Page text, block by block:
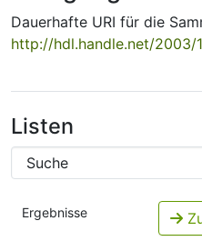
Leitlinien
Dauerhafte URI für die
http://hdl.handle.net/2003/
Listen
Ergebnisse